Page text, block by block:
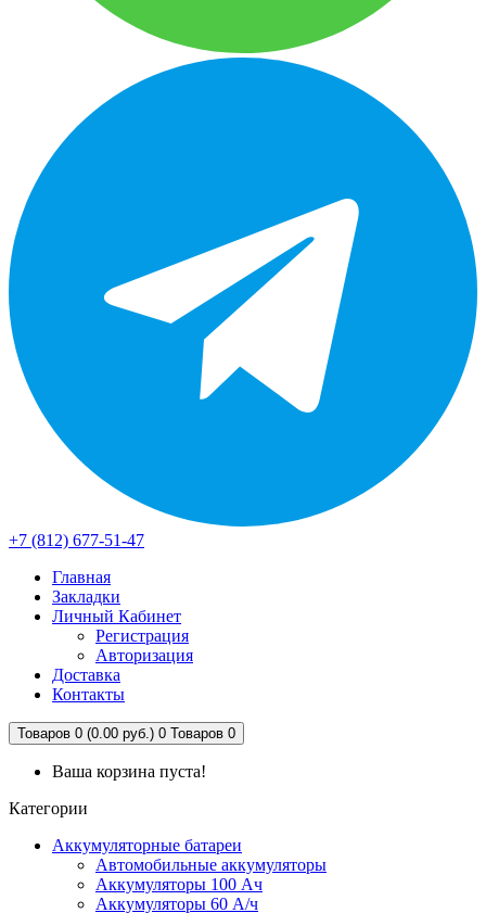
+7 (812) 677-51-47
Главная
Закладки
Личный Кабинет
Регистрация
Авторизация
Доставка
Контакты
Товаров 0 (0.00 руб.) 0 Товаров 0
Ваша корзина пуста!
Категории
Аккумуляторные батареи
Автомобильные аккумуляторы
Аккумуляторы 100 Ач
Аккумуляторы 60 А/ч